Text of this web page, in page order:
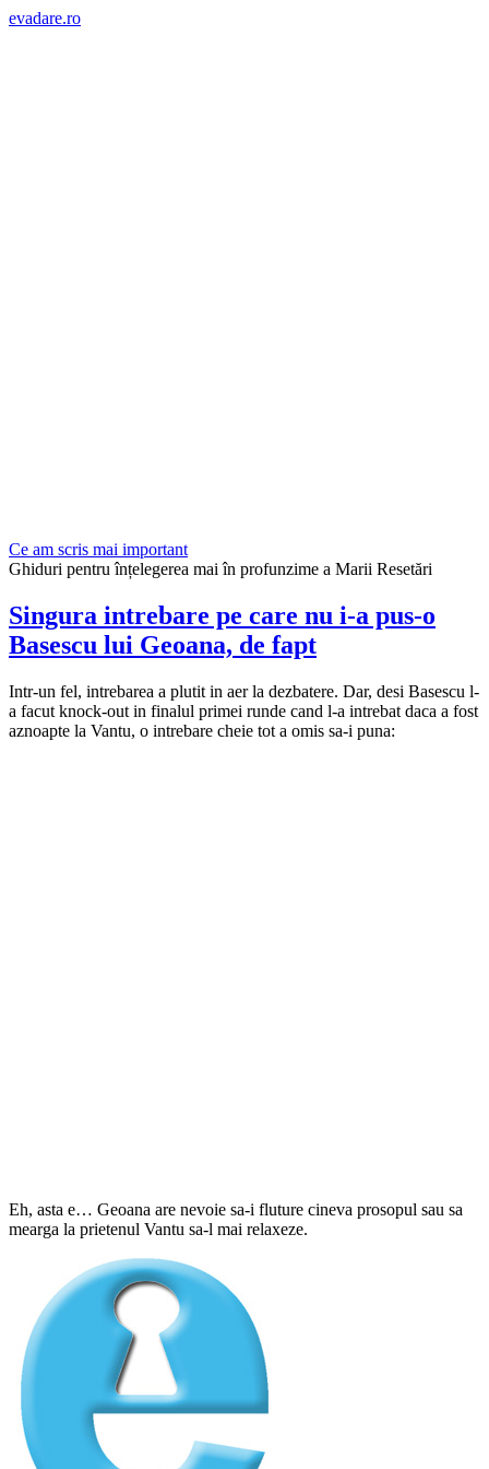
evadare.ro
Ce am scris mai important
Ghiduri pentru înțelegerea mai în profunzime a Marii Resetări
Singura intrebare pe care nu i-a pus-o
Basescu lui Geoana, de fapt
Intr-un fel, intrebarea a plutit in aer la dezbatere. Dar, desi Basescu l-
a facut knock-out in finalul primei runde cand l-a intrebat daca a fost
aznoapte la Vantu, o intrebare cheie tot a omis sa-i puna:
Eh, asta e… Geoana are nevoie sa-i fluture cineva prosopul sau sa
mearga la prietenul Vantu sa-l mai relaxeze.